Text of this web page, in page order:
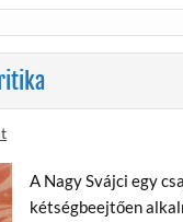
A Nagy Svájci egy
kétségbeejtően